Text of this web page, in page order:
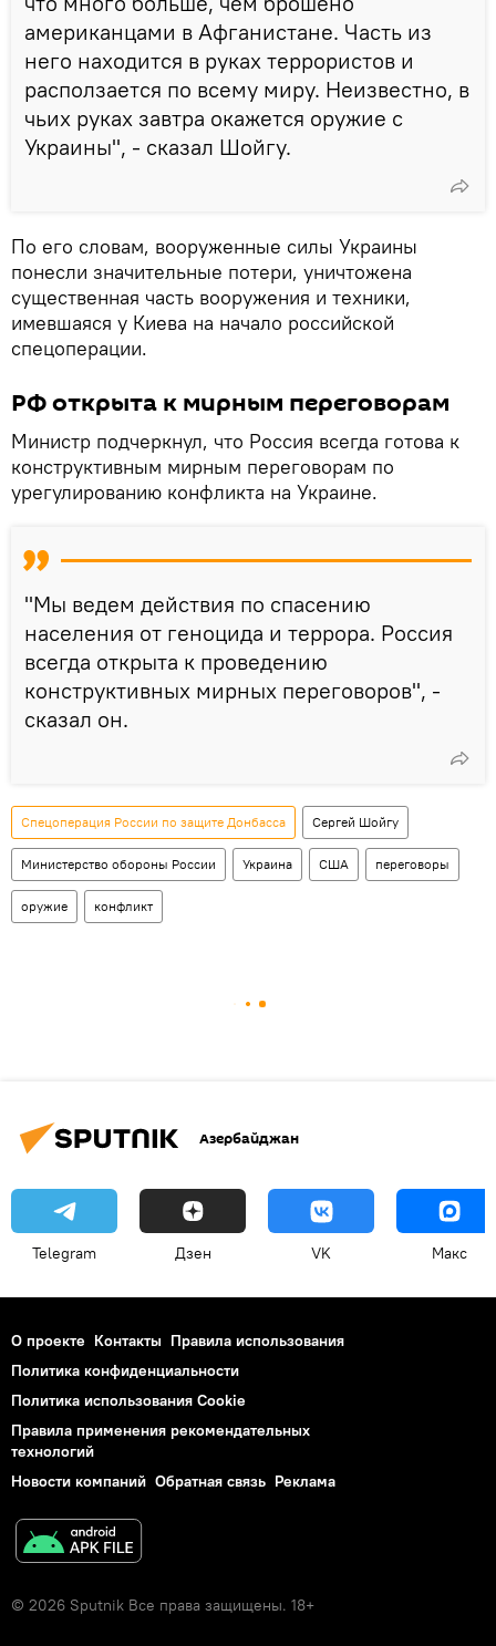
американцами в Афганистане. Часть из
него находится в руках террористов и
расползается по всему миру. Неизвестно, в
чьих руках завтра окажется оружие с
Украины", - сказал Шойгу.
По его словам, вооруженные силы Украины
понесли значительные потери, уничтожена
существенная часть вооружения и техники,
имевшаяся у Киева на начало российской
спецоперации.
РФ открыта к мирным переговорам
Министр подчеркнул, что Россия всегда готова к
конструктивным мирным переговорам по
урегулированию конфликта на Украине.
"Мы ведем действия по спасению
населения от геноцида и террора. Россия
всегда открыта к проведению
конструктивных мирных переговоров", -
сказал он.
Спецоперация России по защите Донбасса Сергей Шойгу
Министерство обороны России Украина США переговоры
оружие конфликт
Азербайджан
Telegram Дзен VK Макс
О проекте Контакты Правила использования
Политика конфиденциальности
Политика использования Cookie
Правила применения рекомендательных
технологий
Новости компаний Обратная связь Реклама
© 2026 Sputnik Все права защищены. 18+